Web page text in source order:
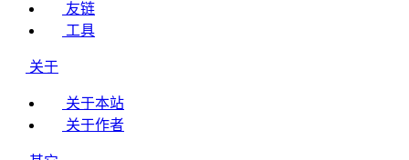
友链
工具
关于
关于本站
关于作者